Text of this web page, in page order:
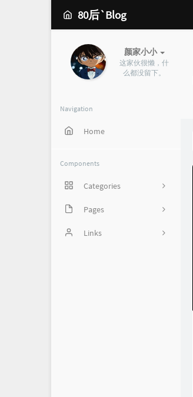
80后`Blog
颜家小小
这家伙很懒，什
么都没留下。
Navigation
Home
Components
Categories
162
2
Pages
心情说
Links